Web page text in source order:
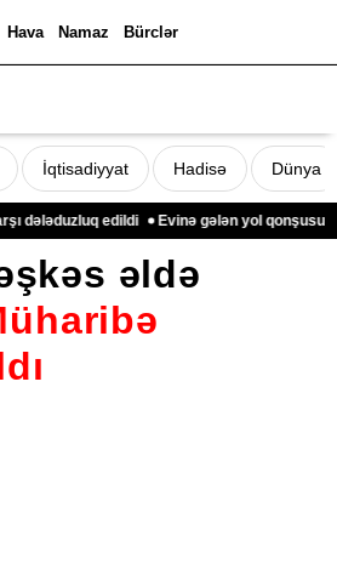
Hava Namaz Bürclər
İqtisadiyyat Hadisə Dünya
edildi Evinə gələn yol qonşusu
əldə